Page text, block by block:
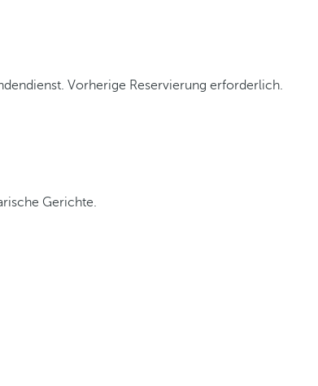
Vorherige Reservierung erforderlich.
Gerichte.